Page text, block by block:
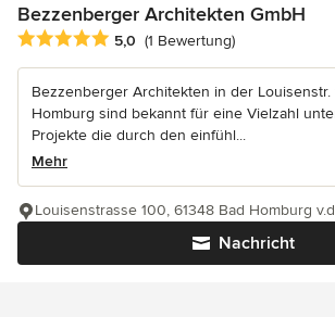
Bezzenberger Architekten GmbH
Durchschnittliche Bewertung: 5 von 5
5,0 (1 Bewertung)
Bezzenberger Architekten in der Louisenstr.
Homburg sind bekannt für eine Vielzahl
Projekte die durch den einfühl...
Mehr
Nachricht
Louisenstrasse 100, 61348 Bad Homburg